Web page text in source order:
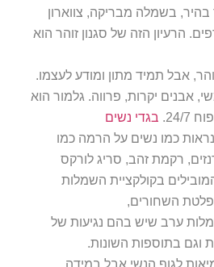
בהיר, בשמלה מבריקה, צווארון
הרעיון הזה של סגנון זוהר הוא
אבל תמיד מתון ומודע לעצמו.
אבנים יקרות, פרווה. גלמור הוא
7.
בגדי נשים
כמו נשים על הרמה כמו
רקמת זהב, סריג לורקס
בקולקציית השמלות
השחורים,
ערב שיש בהם נגיעות של
וגם בתוספות השונות.
לגוף הנשי אבל במידה